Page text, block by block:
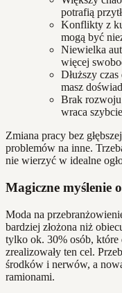
potrafią
Konflikty z
mogą być
Niewielka
więcej
Dłuższy
masz
Brak
wraca
Zmiana pracy bez
problemów na inne.
nie wierzyć w idealne
Magiczne myślenie
Moda na
bardziej złożona niż
tylko ok. 30% osób, które
zrealizowały ten cel.
środków i nerwów, a
ramionami.